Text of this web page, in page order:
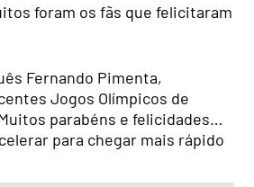
foram os fãs que felicitaram
Fernando Pimenta,
Jogos Olímpicos de
parabéns e felicidades…
para chegar mais rápido